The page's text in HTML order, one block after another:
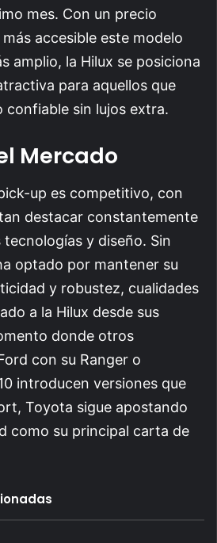
mes. Con un precio
accesible este modelo
amplio, la Hilux se posiciona
para aquellos que
confiable sin lujos extra.
Mercado
up es competitivo, con
destacar constantemente
y diseño. Sin
optado por mantener su
y robustez, cualidades
a la Hilux desde sus
donde otros
con su Ranger o
introducen versiones que
Toyota sigue apostando
como su principal carta de